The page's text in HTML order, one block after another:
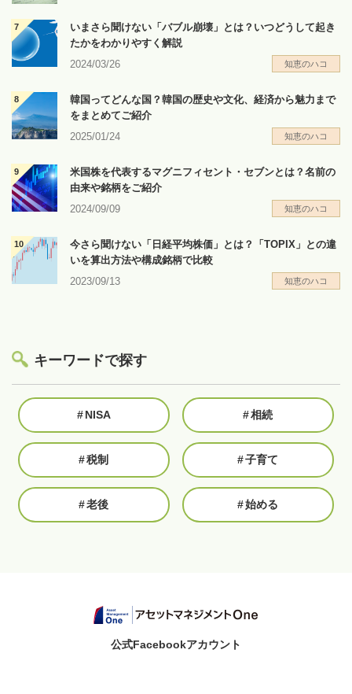
いまさら聞けない「バブル崩壊」とは？いつどうして起き
たかをわかりやすく解説
2024/03/26
知恵のハコ
韓国ってどんな国？韓国の歴史や文化、経済から魅力まで
をまとめてご紹介
2025/01/24
知恵のハコ
米国株を代表するマグニフィセント・セブンとは？名前の
由来や銘柄をご紹介
2024/09/09
知恵のハコ
今さら聞けない「日経平均株価」とは？「TOPIX」との違
いを算出方法や構成銘柄で比較
2023/09/13
知恵のハコ
キーワードで探す
#NISA #相続
#税制 #子育て
#老後 #始める
公式Facebookアカウント